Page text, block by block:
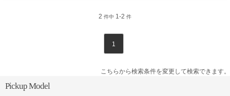
2 件中 1-2 件
1
こちらから検索条件を変更して検索できます。
Pickup Model